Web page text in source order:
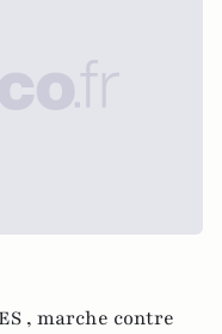
, marche contre